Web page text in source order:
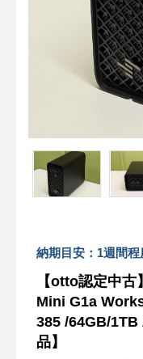
納期目安：1週間
【otto認定中
Mini G1a
385 /64GB/1TB
品】